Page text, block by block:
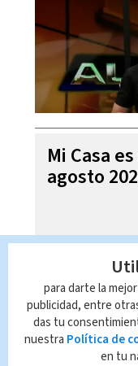
Mi Casa
agosto
para darte la
publicidad, entre
das tu
nuestra Política de
en tu